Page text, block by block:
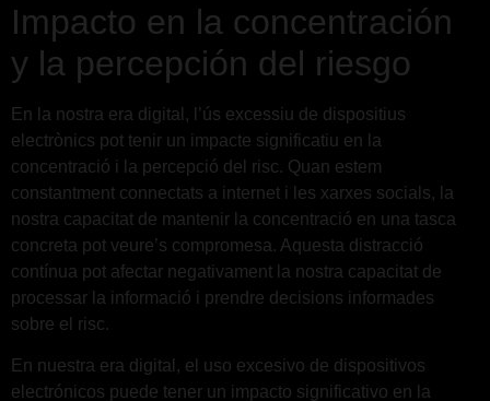
Impacto en la concentración
y la percepción del riesgo
En la nostra era digital, l’ús excessiu de dispositius
electrònics pot tenir un impacte significatiu en la
concentració i la percepció del risc. Quan estem
constantment connectats a internet i les xarxes socials, la
nostra capacitat de mantenir la concentració en una tasca
concreta pot veure’s compromesa. Aquesta distracció
contínua pot afectar negativament la nostra capacitat de
processar la informació i prendre decisions informades
sobre el risc.
En nuestra era digital, el uso excesivo de dispositivos
electrónicos puede tener un impacto significativo en la